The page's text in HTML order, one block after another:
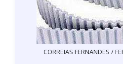
CORREIAS FERNANDES /